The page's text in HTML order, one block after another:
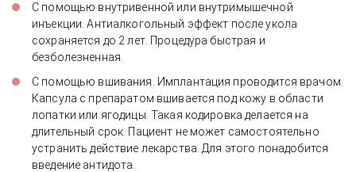
С помощью внутривенной или внутримышечной
инъекции. Антиалкогольный эффект после укола
сохраняется до 2 лет. Процедура быстрая и
безболезненная.
С помощью вшивания. Имплантация проводится врачом.
Капсула с препаратом вшивается под кожу в области
лопатки или ягодицы. Такая кодировка делается на
длительный срок. Пациент не может самостоятельно
устранить действие лекарства. Для этого понадобится
введение антидота.